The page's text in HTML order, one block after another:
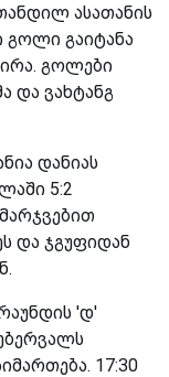
ასათანის
გოლი გაიტანა
გოლები
და ვახტანგ
დანიას
5:2
და ჯგუფიდან
'დ'
17:30